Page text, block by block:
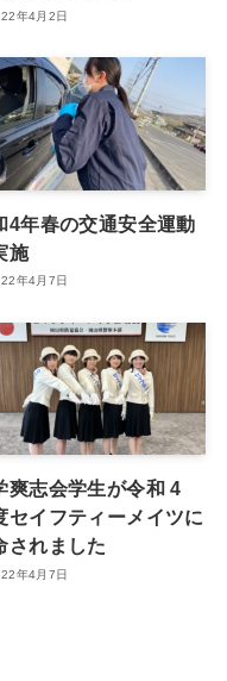
年4月2日
4年春の交通安全運動
施
年4月7日
爽志会学生が令和 4
セイフティーメイツに
されました
年4月7日